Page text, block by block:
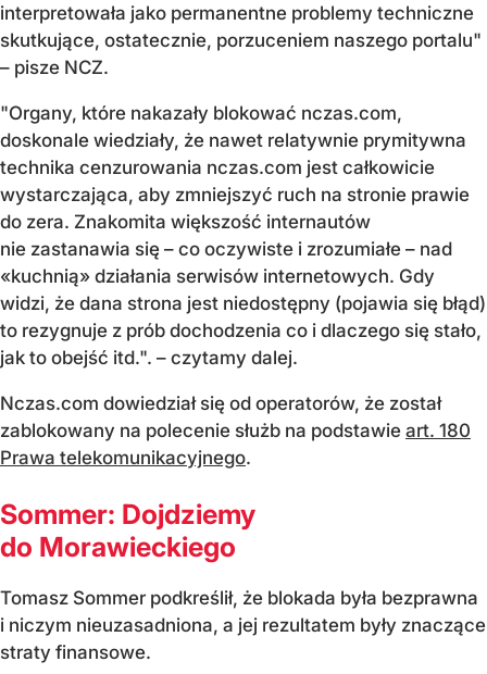
interpretowała jako permanentne problemy techniczne
skutkujące, ostatecznie, porzuceniem naszego portalu"
– pisze NCZ.
"Organy, które nakazały blokować nczas.com,
doskonale wiedziały, że nawet relatywnie prymitywna
technika cenzurowania nczas.com jest całkowicie
wystarczająca, aby zmniejszyć ruch na stronie prawie
do zera. Znakomita większość internautów
nie zastanawia się – co oczywiste i zrozumiałe – nad
«kuchnią» działania serwisów internetowych. Gdy
widzi, że dana strona jest niedostępny (pojawia się błąd)
to rezygnuje z prób dochodzenia co i dlaczego się stało,
jak to obejść itd.". – czytamy dalej.
Nczas.com dowiedział się od operatorów, że został
zablokowany na polecenie służb na podstawie art. 180
Prawa telekomunikacyjnego.
Sommer: Dojdziemy
do Morawieckiego
Tomasz Sommer podkreślił, że blokada była bezprawna
i niczym nieuzasadniona, a jej rezultatem były znaczące
straty finansowe.